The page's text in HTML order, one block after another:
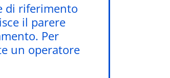
di riferimento
il parere
Per
un operatore